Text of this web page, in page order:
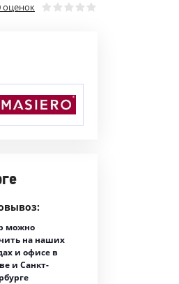
оценок
можно
на наших
и офисе в
и Санкт-